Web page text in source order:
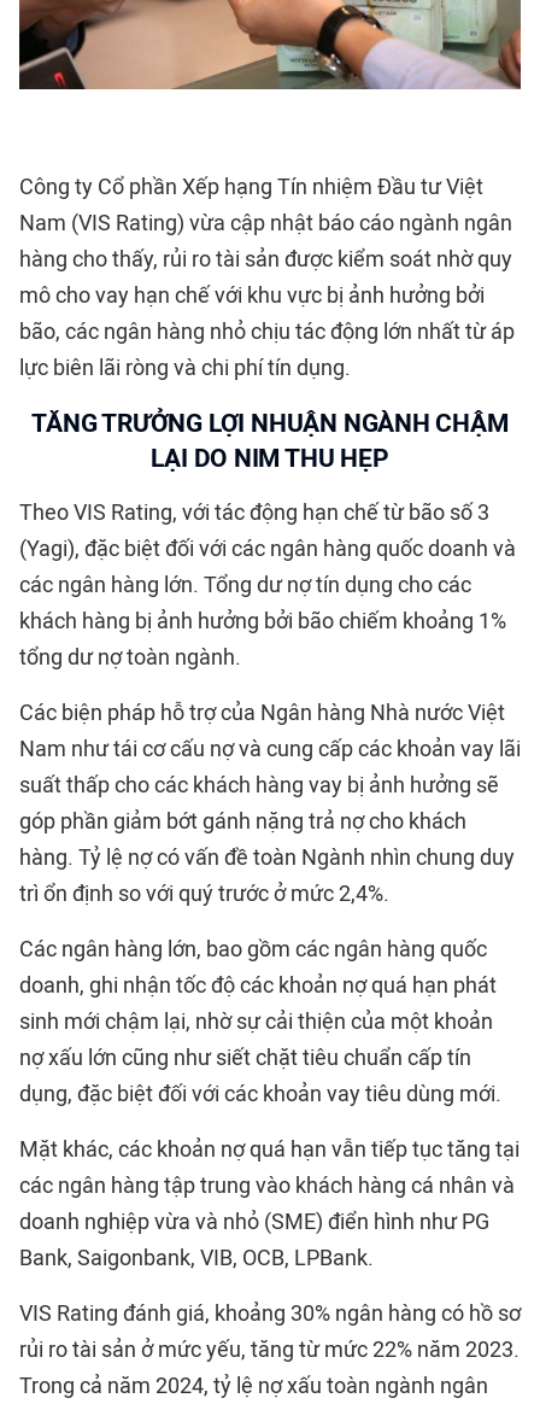
Công ty Cổ phần Xếp hạng Tín nhiệm Đầu tư Việt
Nam (VIS Rating) vừa cập nhật báo cáo ngành ngân
hàng cho thấy, rủi ro tài sản được kiểm soát nhờ quy
mô cho vay hạn chế với khu vực bị ảnh hưởng bởi
bão, các ngân hàng nhỏ chịu tác động lớn nhất từ áp
lực biên lãi ròng và chi phí tín dụng.
TĂNG TRƯỞNG LỢI NHUẬN NGÀNH CHẬM
LẠI DO NIM THU HẸP
Theo VIS Rating, với tác động hạn chế từ bão số 3
(Yagi), đặc biệt đối với các ngân hàng quốc doanh và
các ngân hàng lớn. Tổng dư nợ tín dụng cho các
khách hàng bị ảnh hưởng bởi bão chiếm khoảng 1%
tổng dư nợ toàn ngành.
Các biện pháp hỗ trợ của Ngân hàng Nhà nước Việt
Nam như tái cơ cấu nợ và cung cấp các khoản vay lãi
suất thấp cho các khách hàng vay bị ảnh hưởng sẽ
góp phần giảm bớt gánh nặng trả nợ cho khách
hàng. Tỷ lệ nợ có vấn đề toàn Ngành nhìn chung duy
trì ổn định so với quý trước ở mức 2,4%.
Các ngân hàng lớn, bao gồm các ngân hàng quốc
doanh, ghi nhận tốc độ các khoản nợ quá hạn phát
sinh mới chậm lại, nhờ sự cải thiện của một khoản
nợ xấu lớn cũng như siết chặt tiêu chuẩn cấp tín
dụng, đặc biệt đối với các khoản vay tiêu dùng mới.
Mặt khác, các khoản nợ quá hạn vẫn tiếp tục tăng tại
các ngân hàng tập trung vào khách hàng cá nhân và
doanh nghiệp vừa và nhỏ (SME) điển hình như PG
Bank, Saigonbank, VIB, OCB, LPBank.
VIS Rating đánh giá, khoảng 30% ngân hàng có hồ sơ
rủi ro tài sản ở mức yếu, tăng từ mức 22% năm 2023.
Trong cả năm 2024, tỷ lệ nợ xấu toàn ngành ngân